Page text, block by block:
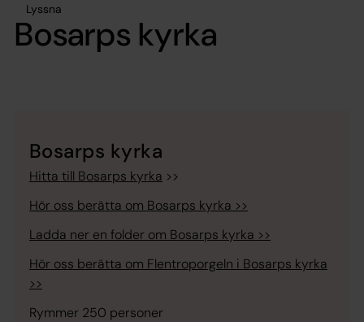
Lyssna
Bosarps kyrka
Bosarps kyrka
Hitta till Bosarps kyrka >>
Hör oss berätta om Bosarps kyrka >>
Ladda ner en folder om Bosarps kyrka >>
Hör oss berätta om Flentroporgeln i Bosarps kyrka
>>
Rymmer 250 personer